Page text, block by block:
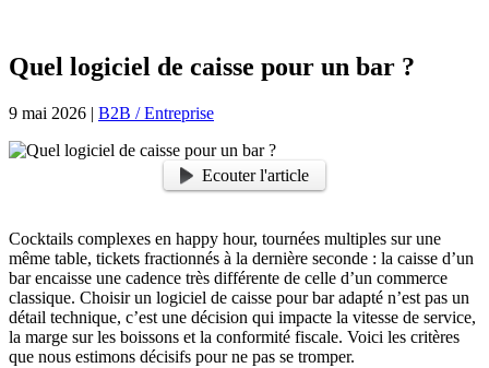
Quel logiciel de caisse pour un bar ?
9 mai 2026 | B2B / Entreprise
Ecouter l'article
Cocktails complexes en happy hour, tournées multiples sur une
même table, tickets fractionnés à la dernière seconde : la caisse d’un
bar encaisse une cadence très différente de celle d’un commerce
classique. Choisir un logiciel de caisse pour bar adapté n’est pas un
détail technique, c’est une décision qui impacte la vitesse de service,
la marge sur les boissons et la conformité fiscale. Voici les critères
que nous estimons décisifs pour ne pas se tromper.